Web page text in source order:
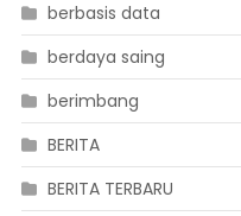
berbasis data
berdaya saing
berimbang
BERITA
BERITA TERBARU